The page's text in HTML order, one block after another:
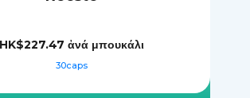
HK$227.47 ἀνά μπουκάλι
30caps